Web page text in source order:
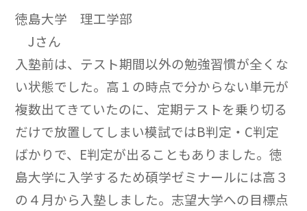
徳島大学 理工学部
Jさん
入塾前は、テスト期間以外の勉強習慣が全くな
い状態でした。高１の時点で分からない単元が
複数出てきていたのに、定期テストを乗り切る
だけで放置してしまい模試ではB判定・C判定
ばかりで、E判定が出ることもありました。徳
島大学に入学するため碩学ゼミナールには高３
の４月から入塾しました。志望大学への目標点